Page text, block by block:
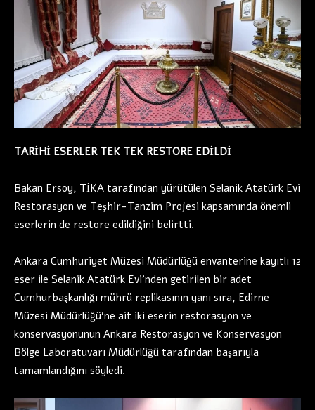
TARİHİ ESERLER TEK TEK RESTORE EDİLDİ
Bakan Ersoy, TİKA tarafından yürütülen Selanik Atatürk Evi
Restorasyon ve Teşhir-Tanzim Projesi kapsamında önemli
eserlerin de restore edildiğini belirtti.
Ankara Cumhuriyet Müzesi Müdürlüğü envanterine kayıtlı 12
eser ile Selanik Atatürk Evi’nden getirilen bir adet
Cumhurbaşkanlığı mührü replikasının yanı sıra, Edirne
Müzesi Müdürlüğü’ne ait iki eserin restorasyon ve
konservasyonunun Ankara Restorasyon ve Konservasyon
Bölge Laboratuvarı Müdürlüğü tarafından başarıyla
tamamlandığını söyledi.